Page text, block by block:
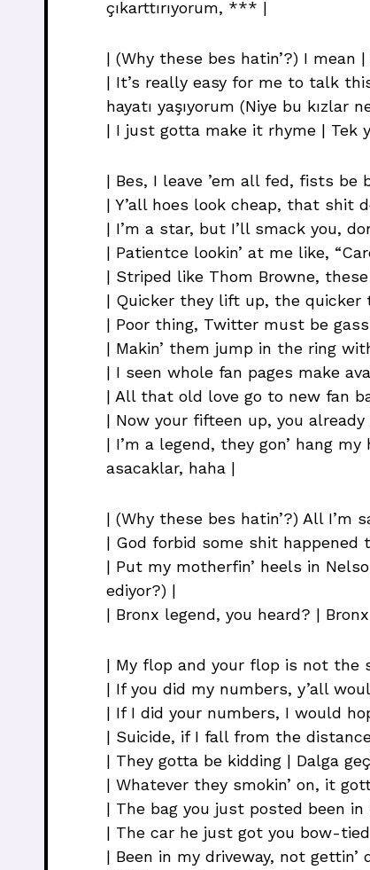
çıkarttırıyorum, *** |
| (Why these bes hatin’?) I mean
| It’s really easy for me to talk
hayatı yaşıyorum (Niye bu kızlar
| I just gotta make it rhyme | Tek
| Bes, I leave ’em all fed, fists be
| Y’all hoes look cheap, that shit
| I’m a star, but I’ll smack you,
| Patientce lookin’ at me like,
| Striped like Thom Browne,
| Quicker they lift up, the quicker
| Poor thing, Twitter must be
| Makin’ them jump in the ring
| I seen whole fan pages make
| All that old love go to new fan
| Now your fifteen up, you
| I’m a legend, they gon’ hang
asacaklar, haha |
| (Why these bes hatin’?) All I’m
| God forbid some shit happened
| Put my motherfin’ heels in
ediyor?) |
| Bronx legend, you heard? |
| My flop and your flop is not the
| If you did my numbers, y’all
| If I did your numbers, I would
| Suicide, if I fall from the
| They gotta be kidding | Dalga
| Whatever they smokin’ on, it
| The bag you just posted been in
| The car he just got you bow-tied
| Been in my driveway, not gettin’